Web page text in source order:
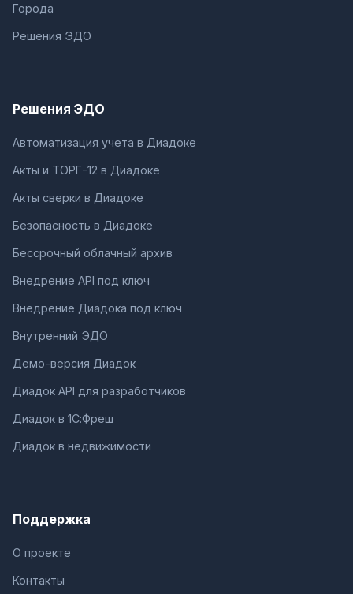
Города
Решения ЭДО
Решения ЭДО
Автоматизация учета в Диадоке
Акты и ТОРГ-12 в Диадоке
Акты сверки в Диадоке
Безопасность в Диадоке
Бессрочный облачный архив
Внедрение API под ключ
Внедрение Диадока под ключ
Внутренний ЭДО
Демо-версия Диадок
Диадок API для разработчиков
Диадок в 1С:Фреш
Диадок в недвижимости
Поддержка
О проекте
Контакты